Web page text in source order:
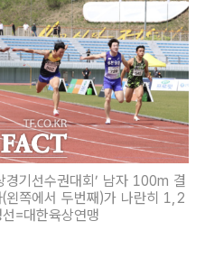
기선수권대회’ 남자 100m 결
왼쪽에서 두번째)가 나란히 1,2
=대한육상연맹